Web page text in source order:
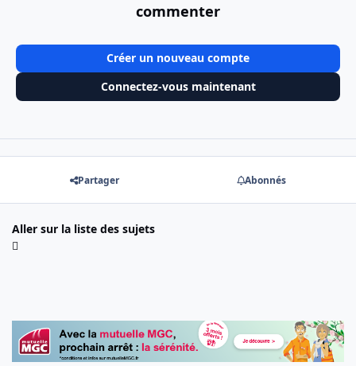
commenter
Créer un nouveau compte
Connectez-vous maintenant
Partager Abonnés
Aller sur la liste des sujets